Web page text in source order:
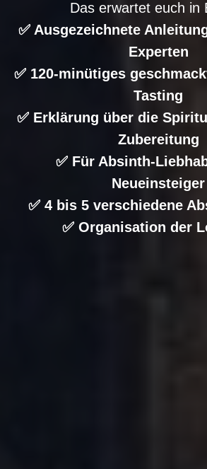
Das erwartet euch in
✅ Ausgezeichnete
Experten
✅ 120-minütiges
Tasting
✅ Erklärung über die
Zubereitung
✅ Für Absinth-
Neueinsteiger
✅ 4 bis 5 verschiedene
✅ Organisation der